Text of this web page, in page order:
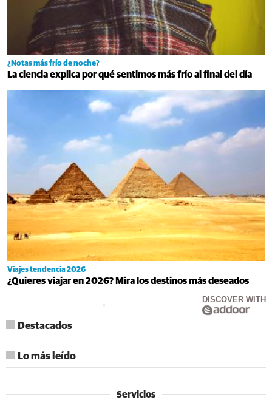
¿Notas más frío de noche?
La ciencia explica por qué sentimos más frío al final del día
Viajes tendencia 2026
¿Quieres viajar en 2026? Mira los destinos más deseados
DISCOVER WITH
Destacados
Lo más leído
Servicios